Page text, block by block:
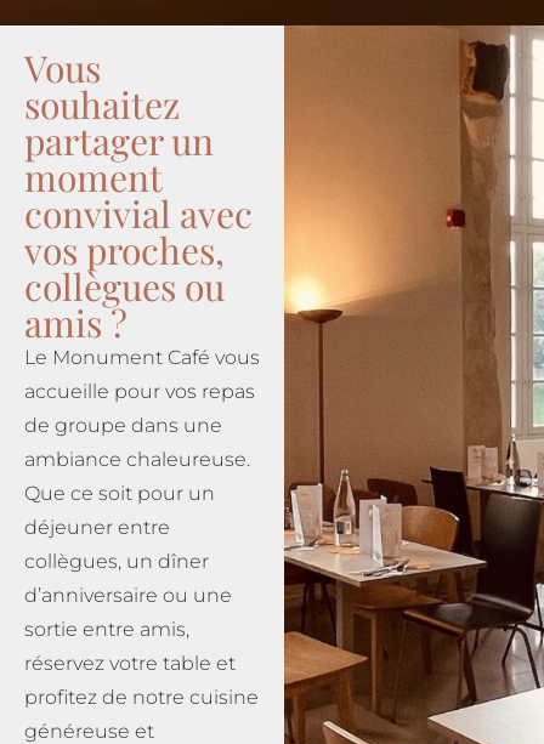
Vous
souhaitez
partager un
moment
convivial avec
vos proches,
collègues ou
amis ?
Le Monument Café vous
accueille pour vos repas
de groupe dans une
ambiance chaleureuse.
Que ce soit pour un
déjeuner entre
collègues, un dîner
d’anniversaire ou une
sortie entre amis,
réservez votre table et
profitez de notre cuisine
généreuse et